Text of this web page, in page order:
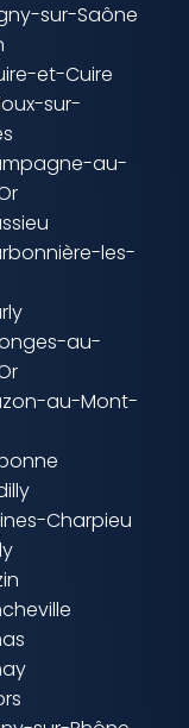
sur-Saône
et-Cuire
sur-
au-
les-
au-
au-Mont-
Charpieu